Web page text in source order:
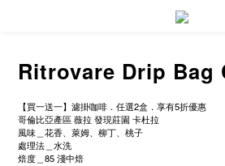
Ritrovare Drip Bag
【買一送一】濾掛咖啡．任選2盒．享有5折優惠
哥倫比亞產區 薇拉 發現莊園 卡杜拉
風味＿花香、萊姆、柳丁、桃子
處理法＿水洗
焙度＿85 淺中焙